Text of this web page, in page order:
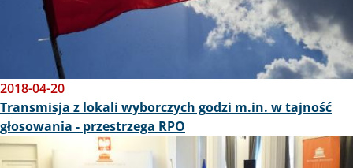
2018-04-20
Transmisja z lokali wyborczych godzi m.in. w tajność
głosowania - przestrzega RPO
Obraz